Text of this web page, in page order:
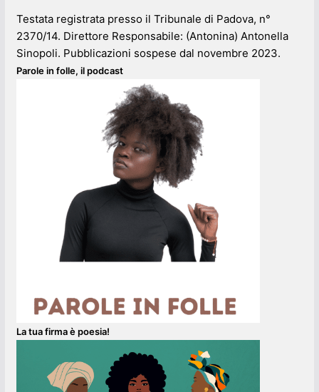
Testata registrata presso il Tribunale di Padova, n°
2370/14. Direttore Responsabile: (Antonina) Antonella
Sinopoli. Pubblicazioni sospese dal novembre 2023.
Parole in folle, il podcast
La tua firma è poesia!